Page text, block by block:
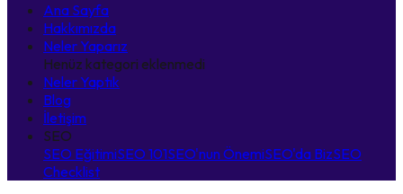
Ana Sayfa
Hakkımızda
Neler Yaparız
Henüz kategori eklenmedi
Neler Yaptık
Blog
İletişim
SEO
SEO EğitimiSEO 101SEO'nun ÖnemiSEO'da BizSEO
Checklist